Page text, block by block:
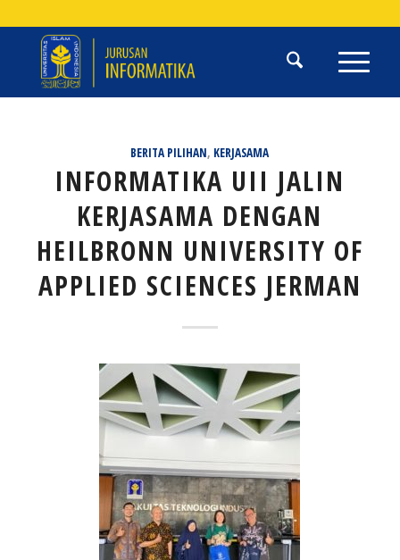
BERITA PILIHAN, KERJASAMA
INFORMATIKA UII JALIN
KERJASAMA DENGAN
HEILBRONN UNIVERSITY OF
APPLIED SCIENCES JERMAN